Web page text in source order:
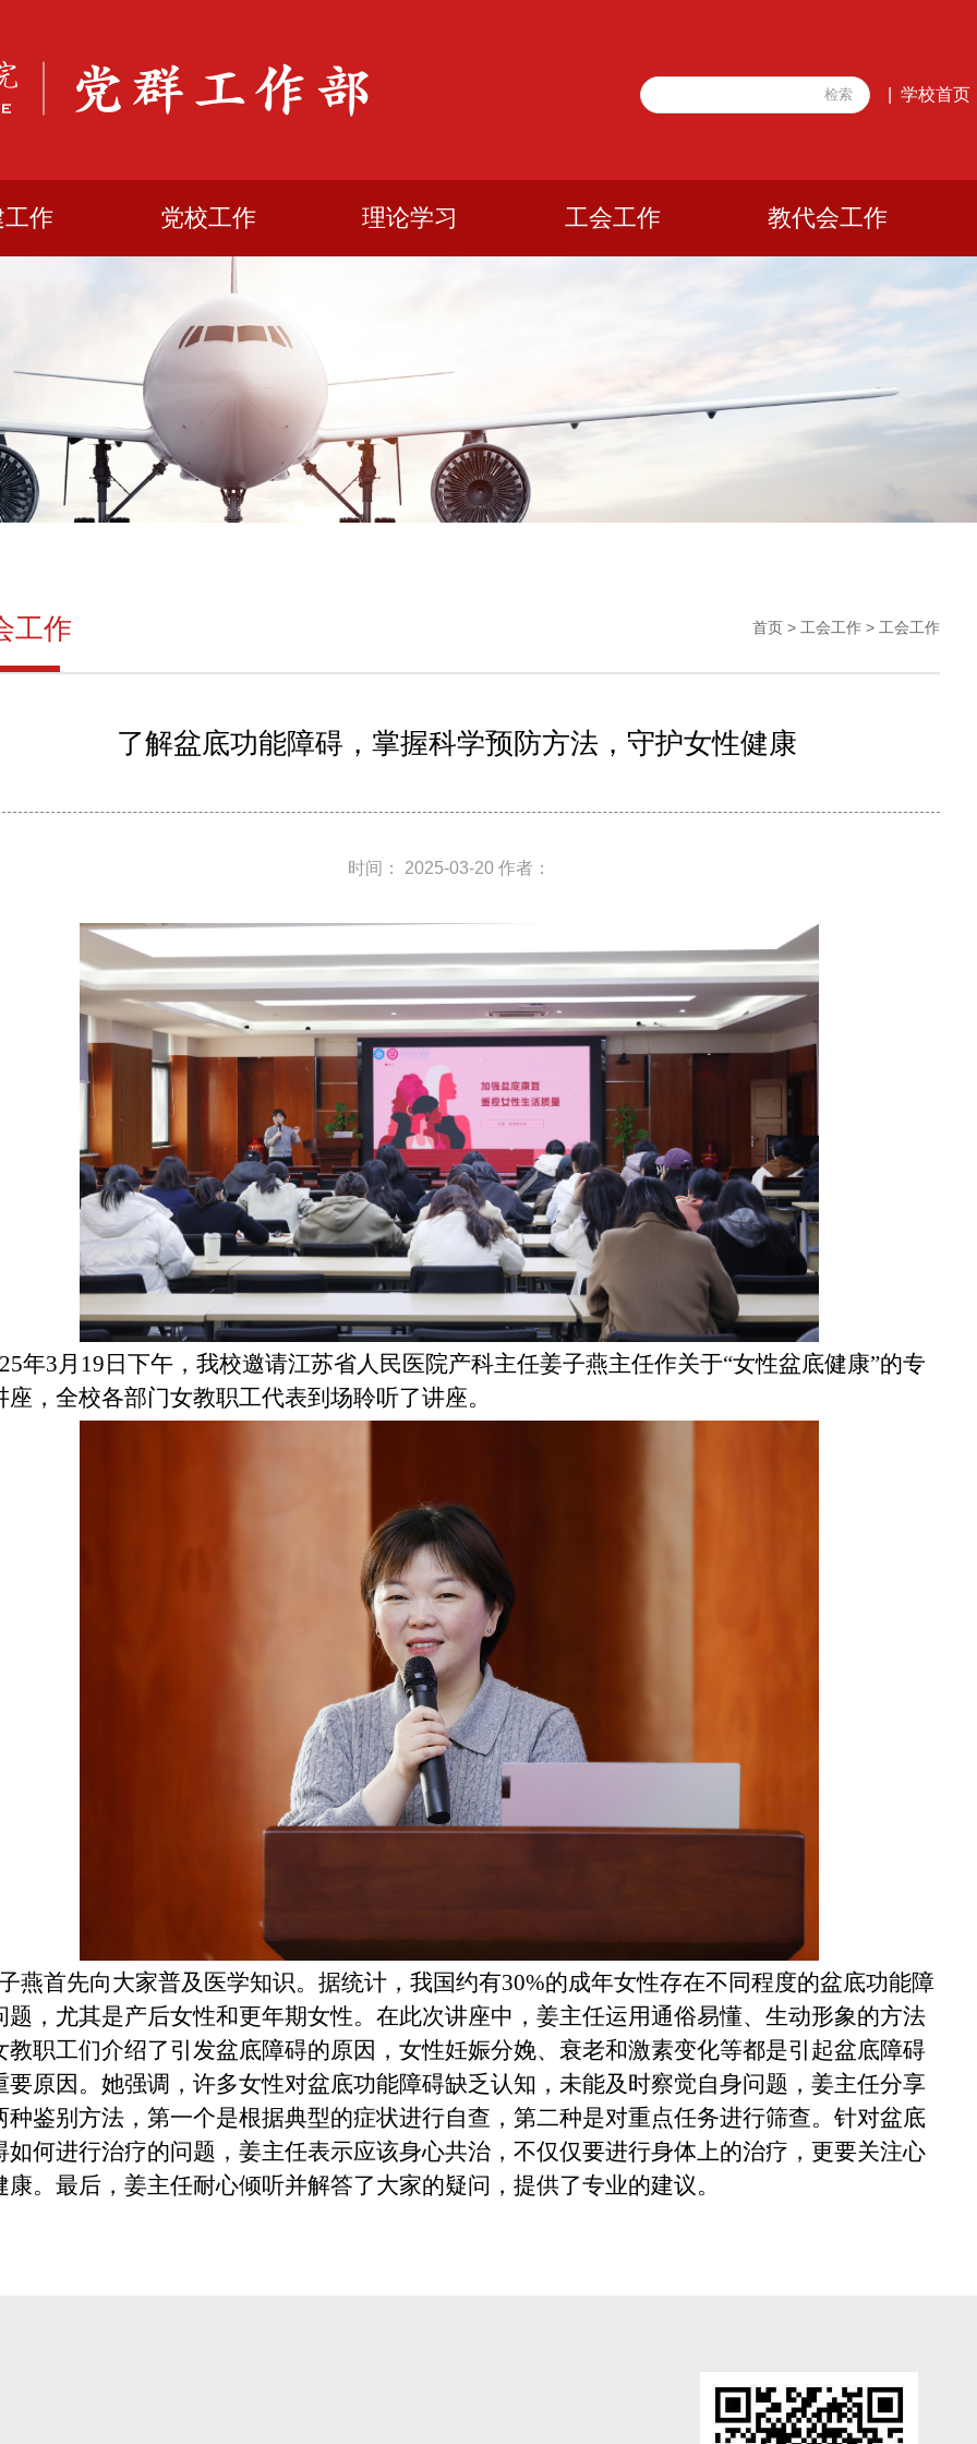
|学校首页
工作 党校工作 理论学习 工会工作 教代会工作
工作 首页 > 工会工作 > 工会工作
了解盆底功能障碍，掌握科学预防方法，守护女性健康
时间： 2025-03-20 作者：
年3月19日下午， 我校邀请江苏省人民医院产科主任姜子燕主任作关于“女性盆底健康”的专
座 ， 全校各部门女教职工代表到场聆听了讲座。
燕首先向大家普及医学知识。 据统计，我国约有30%的成年女性存在不同程度的盆底功能障
题，尤其是产后女性和更年期女性。在此次讲座中，姜主任运用通俗易懂、生动形象的方法
教职工们介绍了引发盆底障碍的原因，女性妊娠分娩、衰老和激素变化等都是引起盆底障碍
原因。 她强调， 许多女性对盆底功能障碍缺乏认知，未能及时察觉自身问题，姜主任分享
种鉴别方法，第一个是根据典型的症状进行自查，第二种是对重点任务进行筛查。 针对盆底
如何进行治疗的问题， 姜主任表示应该身心共治，不仅仅要进行身体上的治疗，更要关注心
康。最后，姜主任耐心倾听并解答了大家的疑问，提供了专业的建议。